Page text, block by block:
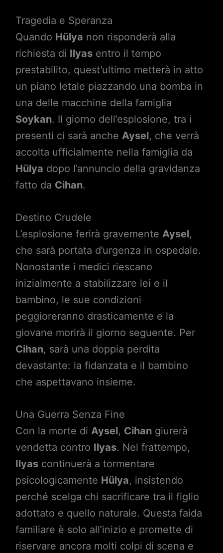
Tragedia e Speranza
Quando Hülya non risponderà alla
richiesta di Ilyasentro il tempo
prestabilito, quest’ultimo metterà in atto
un piano letale piazzando una bomba in
una delle macchine della famiglia
Soykan. Il giorno dell’esplosione, tra i
presenti ci sarà anche Aysel, che verrà
accolta ufficialmente nella famiglia da
Hülya dopo l’annuncio della gravidanza
fatto da Cihan.
Destino Crudele
L’esplosione ferirà gravemente Aysel,
che sarà portata d’urgenza in ospedale.
Nonostante i medici riescano
inizialmente a stabilizzare lei e il
bambino, le sue condizioni
peggioreranno drasticamente e la
giovane morirà il giorno seguente. Per
Cihan, sarà una doppia perdita
devastante: la fidanzata e il bambino
che aspettavano insieme.
Una Guerra Senza Fine
Con la morte di Aysel, Cihangiurerà
vendetta contro Ilyas. Nel frattempo,
Ilyascontinuerà a tormentare
psicologicamente Hülya, insistendo
perché scelga chi sacrificare tra il figlio
adottato e quello naturale. Questa faida
familiare è solo all’inizio e promette di
riservare ancora molti colpi di scena e